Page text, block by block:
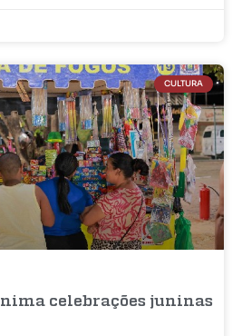
CULTURA
celebrações juninas